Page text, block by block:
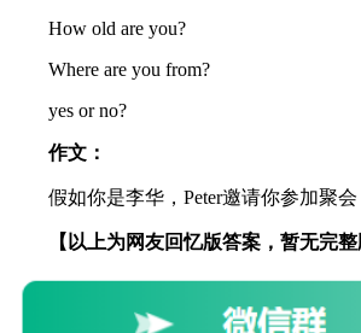
How old are you?
Where are you from?
yes or no?
作文：
假如你是李华，Peter邀请你参加聚会
【以上为网友回忆版答案，暂无完整